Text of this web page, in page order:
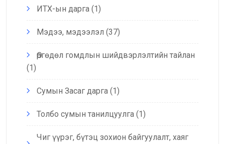
ИТХ-ын дарга (1)
Мэдээ, мэдээлэл (37)
Өргөдөл гомдлын шийдвэрлэлтийн тайлан
(1)
Сумын Засаг дарга (1)
Толбо сумын танилцуулга (1)
Чиг үүрэг, бүтэц зохион байгуулалт, хаяг